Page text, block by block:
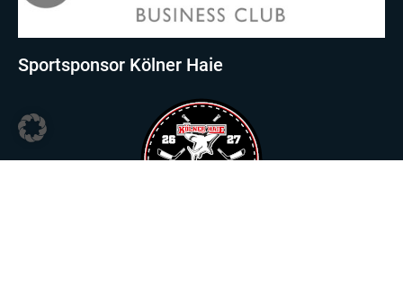
Sportsponsor Kölner Haie